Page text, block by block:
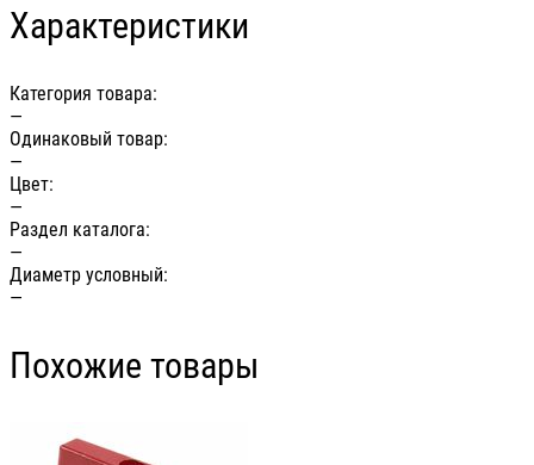
Характеристики
Категория товара:
—
Одинаковый товар:
—
Цвет:
—
Раздел каталога:
—
Диаметр условный:
—
Похожие товары